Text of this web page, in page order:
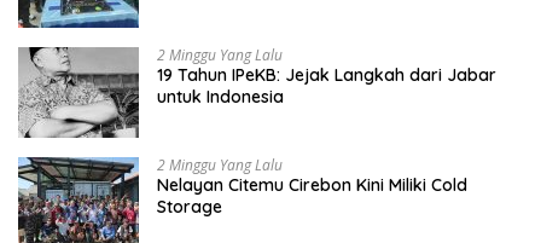
2 Minggu Yang Lalu
19 Tahun IPeKB: Jejak Langkah dari Jabar
untuk Indonesia
2 Minggu Yang Lalu
Nelayan Citemu Cirebon Kini Miliki Cold
Storage